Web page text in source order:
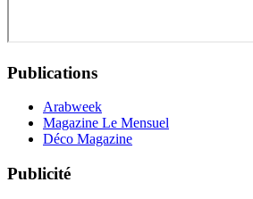
Publications
Arabweek
Magazine Le Mensuel
Déco Magazine
Publicité